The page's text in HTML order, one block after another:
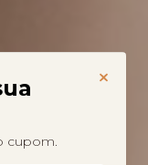
cupom.